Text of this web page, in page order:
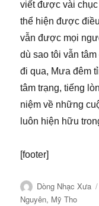
viết được vài
thể hiện được
vẫn được mọi
dù sao tôi vẫn
đi qua, Mưa đêm
tâm trạng, tiếng
niệm về những
luôn hiện hữu
[footer]
Tác
giả
Dòng Nhạc Xưa
Nguyên, Mỹ Tho